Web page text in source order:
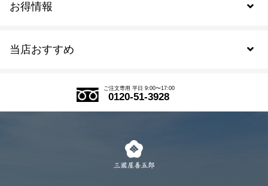
当店おすすめ
式部の香りシリーズ
お得情報
会員規約について
ご注文専用 平日 9:00〜17:00
0120-51-3928